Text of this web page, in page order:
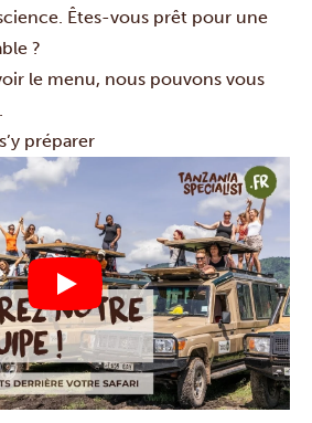
Êtes-vous prêt pour une
?
le menu, nous pouvons vous
préparer